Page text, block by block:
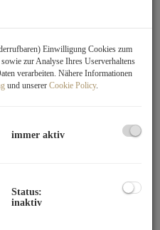
Einwilligung Cookies zum
zur Analyse Ihres Userverhaltens
verarbeiten. Nähere Informationen
und unserer Cookie Policy.
immer aktiv
Status:
inaktiv